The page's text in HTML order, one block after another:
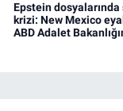
Epstein dosyalarında
krizi: New Mexico
ABD Adalet